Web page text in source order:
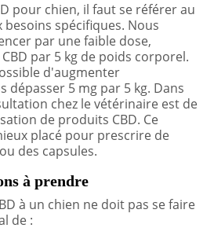
pour chien, il faut se référer au
besoins spécifiques. Nous
par une faible dose,
par 5 kg de poids corporel.
d'augmenter
dépasser 5 mg par 5 kg. Dans
chez le vétérinaire est de
de produits CBD. Ce
placé pour prescrire de
des capsules.
à prendre
à un chien ne doit pas se faire
de :